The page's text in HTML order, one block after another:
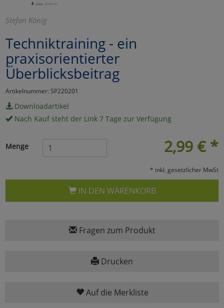
Stefan König
Techniktraining - ein
praxisorientierter
Überblicksbeitrag
Artikelnummer: SP220201
Downloadartikel
Nach Kauf steht der Link 7 Tage zur Verfügung
2,99 € *
Menge
* inkl. gesetzlicher MwSt
IN DEN WARENKORB
Fragen zum Produkt
Drucken
Auf die Merkliste
Marketing
Umfragetools
Alle Akzeptieren
Cookies
Einstellungen speichern